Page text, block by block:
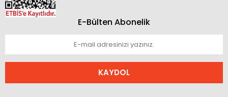
E-Bülten Abonelik
KAYDOL